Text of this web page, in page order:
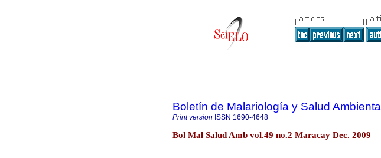
Boletín de Malariología y Salud Ambiental
Print version ISSN 1690-4648
Bol Mal Salud Amb vol.49 no.2 Maracay Dec. 2009